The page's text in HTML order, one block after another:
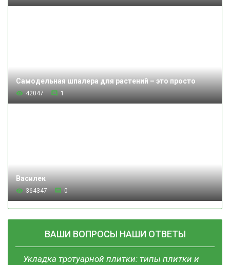
Самодельная шпалера для растений – это просто
42047 1
Василек
364347 0
ВАШИ ВОПРОСЫ НАШИ ОТВЕТЫ
Укладка тротуарной плитки: типы плитки и